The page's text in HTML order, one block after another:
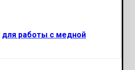
для работы с медной